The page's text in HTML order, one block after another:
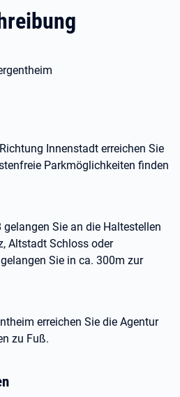
Innenstadt erreichen Sie
Parkmöglichkeiten finden
Sie an die Haltestellen
Altstadt Schloss oder
Sie in ca. 300m zur
erreichen Sie die Agentur
zu Fuß.